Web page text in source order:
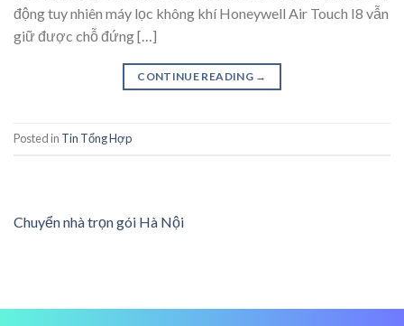
động tuy nhiên máy lọc không khí Honeywell Air Touch I8 vẫn
giữ được chỗ đứng […]
CONTINUE READING →
Posted in Tin Tổng Hợp
Chuyển nhà trọn gói Hà Nội